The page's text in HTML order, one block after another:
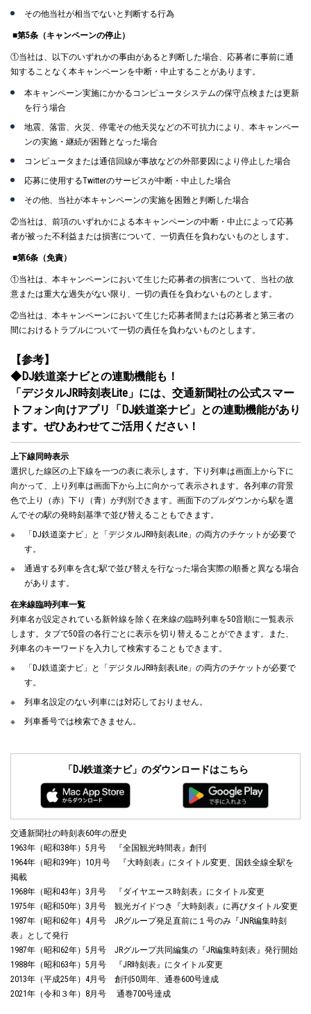
その他当社が相当でないと判断する行為
■第5条（キャンペーンの停止）
①当社は、以下のいずれかの事由があると判断した場合、応募者に事前に通
知することなく本キャンペーンを中断・中止することがあります。
本キャンペーン実施にかかるコンピュータシステムの保守点検または更新
を行う場合
地震、落雷、火災、停電その他天災などの不可抗力により、本キャンペー
ンの実施・継続が困難となった場合
コンピュータまたは通信回線が事故などの外部要因により停止した場合
応募に使用するTwitterのサービスが中断・中止した場合
その他、当社が本キャンペーンの実施を困難と判断した場合
②当社は、前項のいずれかによる本キャンペーンの中断・中止によって応募
者が被った不利益または損害について、一切責任を負わないものとします。
■第6条（免責）
①当社は、本キャンペーンにおいて生じた応募者の損害について、当社の故
意または重大な過失がない限り、一切の責任を負わないものとします。
②当社は、本キャンペーンにおいて生じた応募者間または応募者と第三者の
間におけるトラブルについて一切の責任を負わないものとします。
【参考】
◆DJ鉄道楽ナビとの連動機能も！
「デジタルJR時刻表Lite」には、交通新聞社の公式スマー
トフォン向けアプリ「DJ鉄道楽ナビ」との連動機能があり
ます。ぜひあわせてご活用ください！
上下線同時表示
選択した線区の上下線を一つの表に表示します。下り列車は画面上から下に
向かって、上り列車は画面下から上に向かって表示されます。各列車の背景
色で上り（赤）下り（青）が判別できます。画面下のプルダウンから駅を選
んでその駅の発時刻基準で並び替えることもできます。
「DJ鉄道楽ナビ」と「デジタルJR時刻表Lite」の両方のチケットが必要で
す。
通過する列車を含む駅で並び替えを行なった場合実際の順番と異なる場合
があります。
在来線臨時列車一覧
列車名が設定されている新幹線を除く在来線の臨時列車を50音順に一覧表示
します。タブで50音の各行ごとに表示を切り替えることができます。また、
列車名のキーワードを入力して検索することもできます。
「DJ鉄道楽ナビ」と「デジタルJR時刻表Lite」の両方のチケットが必要で
す。
列車名設定のない列車には対応しておりません。
列車番号では検索できません。
「DJ鉄道楽ナビ」のダウンロードはこちら
交通新聞社の時刻表60年の歴史
1963年（昭和38年）5月号 『全国観光時間表』創刊
1964年（昭和39年）10月号 『大時刻表』にタイトル変更、国鉄全線全駅を
掲載
1968年（昭和43年）3月号 『ダイヤエース時刻表』にタイトル変更
1975年（昭和50年）3月号 観光ガイドつき『大時刻表』に再びタイトル変更
1987年（昭和62年）4月号 JRグループ発足直前に１号のみ『JNR編集時刻
表』として発行
1987年（昭和62年）5月号 JRグループ共同編集の『JR編集時刻表』発行開始
1988年（昭和63年）5月号 『JR時刻表』にタイトル変更
2013年（平成25年）4月号 創刊50周年、通巻600号達成
2021年（令和３年）8月号 通巻700号達成